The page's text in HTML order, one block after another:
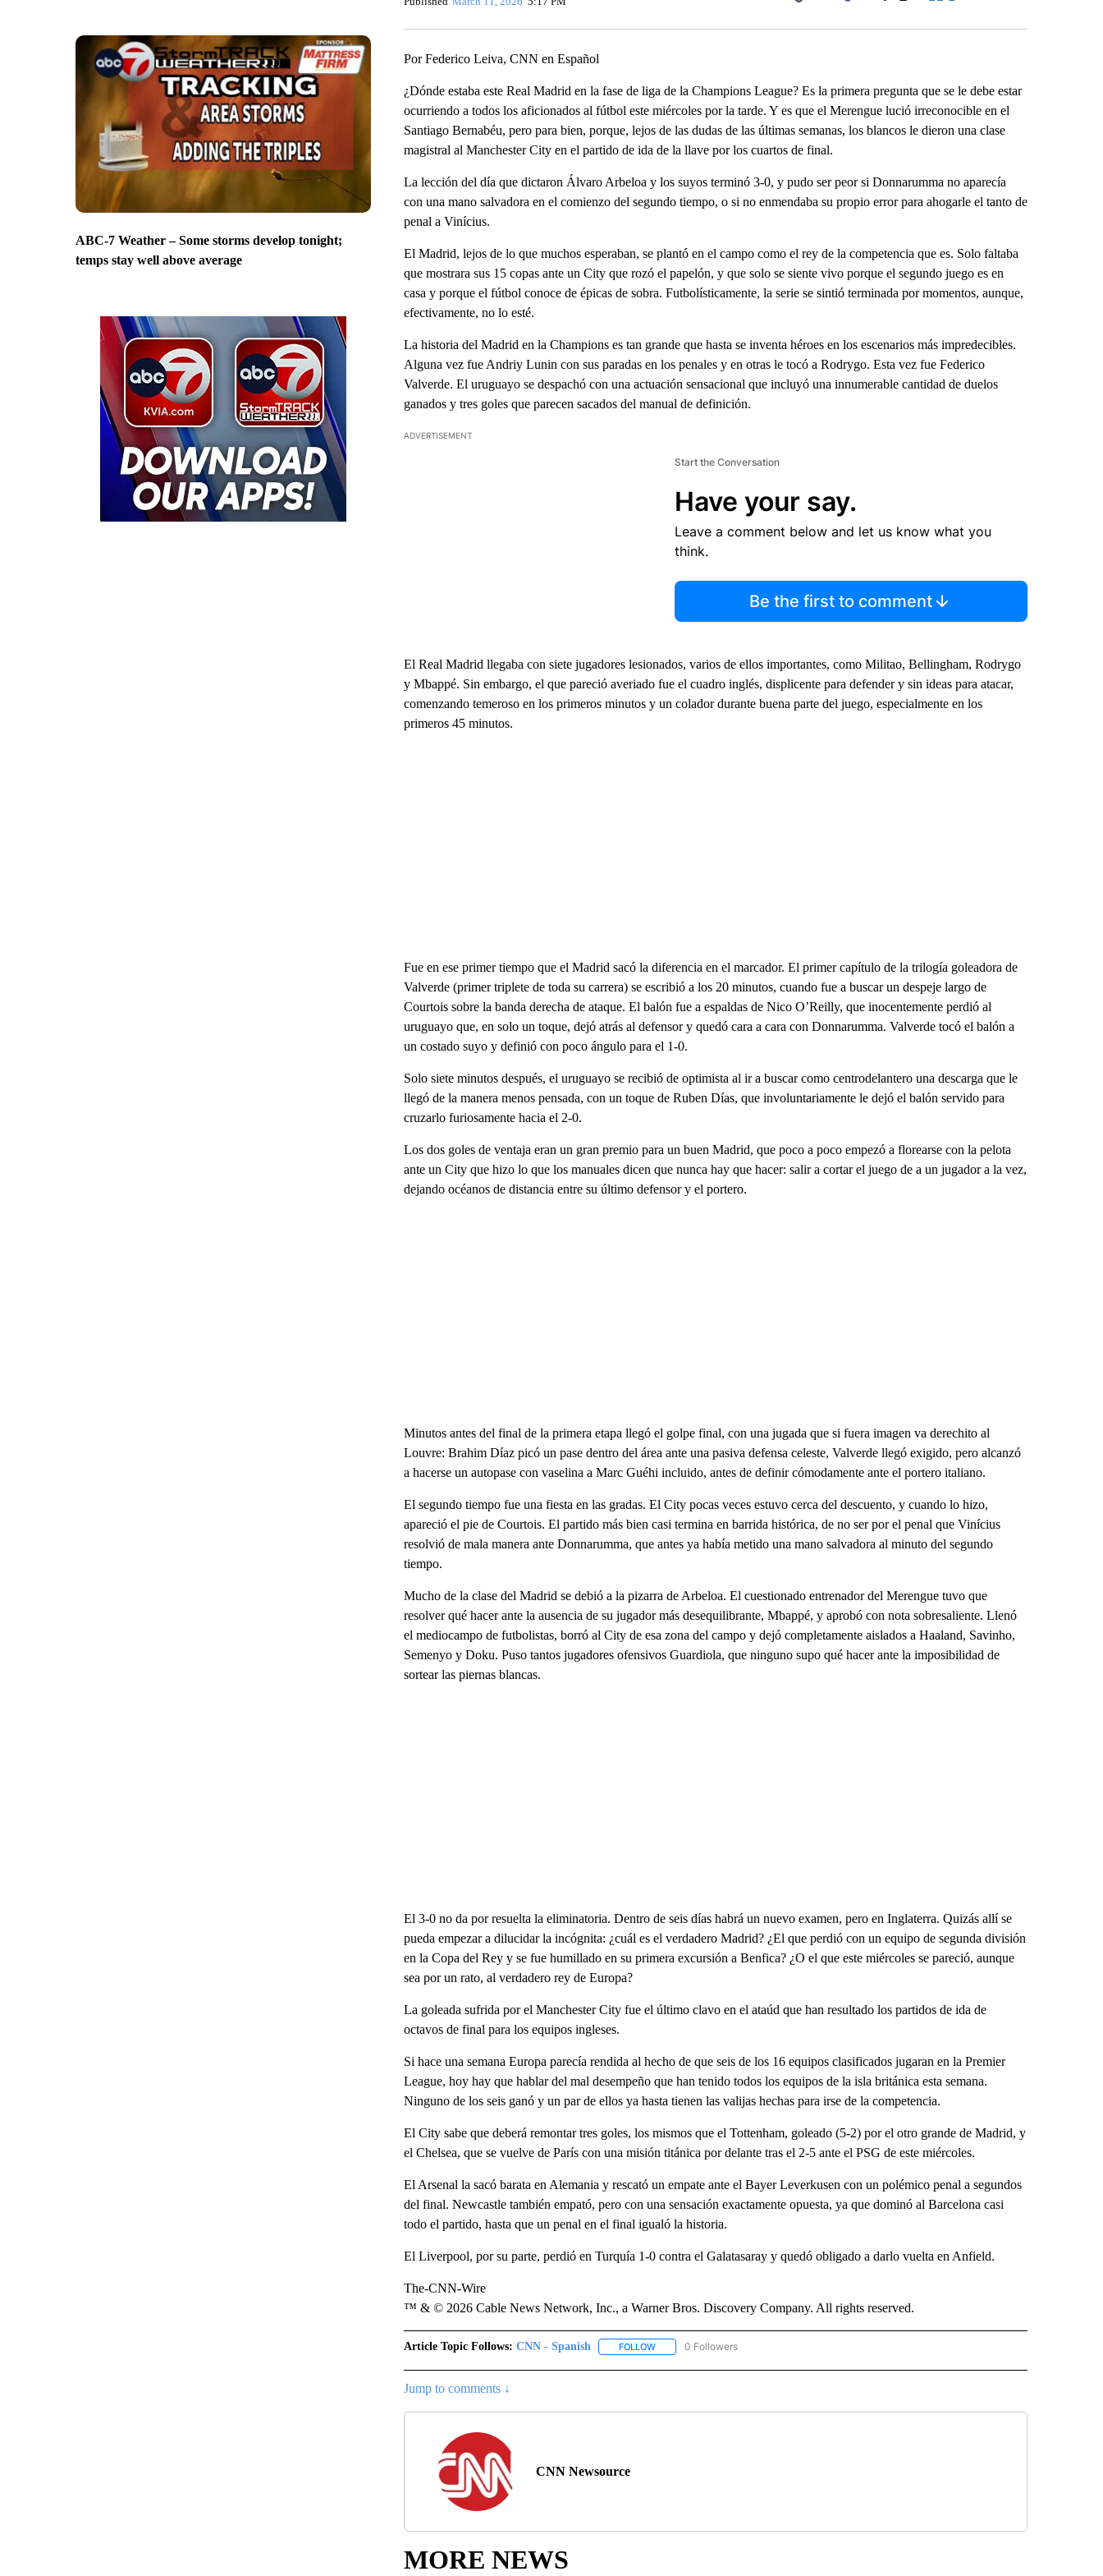
ABC-7 Weather – Some storms develop tonight;
temps stay well above average
Facebook
Por Federico Leiva, CNN en Español
¿Dónde estaba este Real Madrid en la fase de liga de la Champions League? Es la primera pregunta que se le debe estar
ocurriendo a todos los aficionados al fútbol este miércoles por la tarde. Y es que el Merengue lució irreconocible en el
Santiago Bernabéu, pero para bien, porque, lejos de las dudas de las últimas semanas, los blancos le dieron una clase
magistral al Manchester City en el partido de ida de la llave por los cuartos de final.
La lección del día que dictaron Álvaro Arbeloa y los suyos terminó 3-0, y pudo ser peor si Donnarumma no aparecía
con una mano salvadora en el comienzo del segundo tiempo, o si no enmendaba su propio error para ahogarle el tanto de
penal a Vinícius.
El Madrid, lejos de lo que muchos esperaban, se plantó en el campo como el rey de la competencia que es. Solo faltaba
que mostrara sus 15 copas ante un City que rozó el papelón, y que solo se siente vivo porque el segundo juego es en
casa y porque el fútbol conoce de épicas de sobra. Futbolísticamente, la serie se sintió terminada por momentos, aunque,
efectivamente, no lo esté.
La historia del Madrid en la Champions es tan grande que hasta se inventa héroes en los escenarios más impredecibles.
Alguna vez fue Andriy Lunin con sus paradas en los penales y en otras le tocó a Rodrygo. Esta vez fue Federico
Valverde. El uruguayo se despachó con una actuación sensacional que incluyó una innumerable cantidad de duelos
ganados y tres goles que parecen sacados del manual de definición.
ADVERTISEMENT
Start the Conversation
Have your say.
Leave a comment below and let us know what you
think.
Be the first to comment
El Real Madrid llegaba con siete jugadores lesionados, varios de ellos importantes, como Militao, Bellingham, Rodrygo
y Mbappé. Sin embargo, el que pareció averiado fue el cuadro inglés, displicente para defender y sin ideas para atacar,
comenzando temeroso en los primeros minutos y un colador durante buena parte del juego, especialmente en los
primeros 45 minutos.
Fue en ese primer tiempo que el Madrid sacó la diferencia en el marcador. El primer capítulo de la trilogía goleadora de
Valverde (primer triplete de toda su carrera) se escribió a los 20 minutos, cuando fue a buscar un despeje largo de
Courtois sobre la banda derecha de ataque. El balón fue a espaldas de Nico O’Reilly, que inocentemente perdió al
uruguayo que, en solo un toque, dejó atrás al defensor y quedó cara a cara con Donnarumma. Valverde tocó el balón a
un costado suyo y definió con poco ángulo para el 1-0.
Solo siete minutos después, el uruguayo se recibió de optimista al ir a buscar como centrodelantero una descarga que le
llegó de la manera menos pensada, con un toque de Ruben Días, que involuntariamente le dejó el balón servido para
cruzarlo furiosamente hacia el 2-0.
Los dos goles de ventaja eran un gran premio para un buen Madrid, que poco a poco empezó a florearse con la pelota
ante un City que hizo lo que los manuales dicen que nunca hay que hacer: salir a cortar el juego de a un jugador a la vez,
dejando océanos de distancia entre su último defensor y el portero.
Minutos antes del final de la primera etapa llegó el golpe final, con una jugada que si fuera imagen va derechito al
Louvre: Brahim Díaz picó un pase dentro del área ante una pasiva defensa celeste, Valverde llegó exigido, pero alcanzó
a hacerse un autopase con vaselina a Marc Guéhi incluido, antes de definir cómodamente ante el portero italiano.
El segundo tiempo fue una fiesta en las gradas. El City pocas veces estuvo cerca del descuento, y cuando lo hizo,
apareció el pie de Courtois. El partido más bien casi termina en barrida histórica, de no ser por el penal que Vinícius
resolvió de mala manera ante Donnarumma, que antes ya había metido una mano salvadora al minuto del segundo
tiempo.
Mucho de la clase del Madrid se debió a la pizarra de Arbeloa. El cuestionado entrenador del Merengue tuvo que
resolver qué hacer ante la ausencia de su jugador más desequilibrante, Mbappé, y aprobó con nota sobresaliente. Llenó
el mediocampo de futbolistas, borró al City de esa zona del campo y dejó completamente aislados a Haaland, Savinho,
Semenyo y Doku. Puso tantos jugadores ofensivos Guardiola, que ninguno supo qué hacer ante la imposibilidad de
sortear las piernas blancas.
El 3-0 no da por resuelta la eliminatoria. Dentro de seis días habrá un nuevo examen, pero en Inglaterra. Quizás allí se
pueda empezar a dilucidar la incógnita: ¿cuál es el verdadero Madrid? ¿El que perdió con un equipo de segunda división
en la Copa del Rey y se fue humillado en su primera excursión a Benfica? ¿O el que este miércoles se pareció, aunque
sea por un rato, al verdadero rey de Europa?
La goleada sufrida por el Manchester City fue el último clavo en el ataúd que han resultado los partidos de ida de
octavos de final para los equipos ingleses.
Si hace una semana Europa parecía rendida al hecho de que seis de los 16 equipos clasificados jugaran en la Premier
League, hoy hay que hablar del mal desempeño que han tenido todos los equipos de la isla británica esta semana.
Ninguno de los seis ganó y un par de ellos ya hasta tienen las valijas hechas para irse de la competencia.
El City sabe que deberá remontar tres goles, los mismos que el Tottenham, goleado (5-2) por el otro grande de Madrid, y
el Chelsea, que se vuelve de París con una misión titánica por delante tras el 2-5 ante el PSG de este miércoles.
El Arsenal la sacó barata en Alemania y rescató un empate ante el Bayer Leverkusen con un polémico penal a segundos
del final. Newcastle también empató, pero con una sensación exactamente opuesta, ya que dominó al Barcelona casi
todo el partido, hasta que un penal en el final igualó la historia.
El Liverpool, por su parte, perdió en Turquía 1-0 contra el Galatasaray y quedó obligado a darlo vuelta en Anfield.
The-CNN-Wire
™ & © 2026 Cable News Network, Inc., a Warner Bros. Discovery Company. All rights reserved.
Article Topic Follows: CNN - Spanish FOLLOWFOLLOW "CNN - SPANISH" TO RECEIVE NOTIFICATIONS ABOUT NEW PAGES ON "CNN - SPANISH".
0 Followers
Jump to comments ↓
CNN Newsource
MORE NEWS